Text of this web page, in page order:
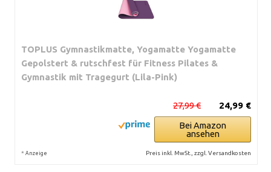
TOPLUS Gymnastikmatte, Yogamatte Yogamatte
Gepolstert & rutschfest für Fitness Pilates &
Gymnastik mit Tragegurt (Lila-Pink)
24,99 €
27,99 €
Bei Amazon
ansehen
* Anzeige Preis inkl. MwSt., zzgl. Versandkosten